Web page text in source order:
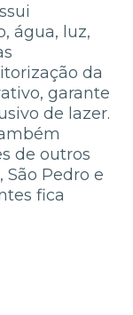
água, luz,
da
garante
de lazer.
de outros
Pedro e
fica